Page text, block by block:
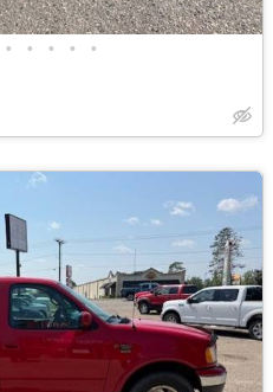
• • • • •